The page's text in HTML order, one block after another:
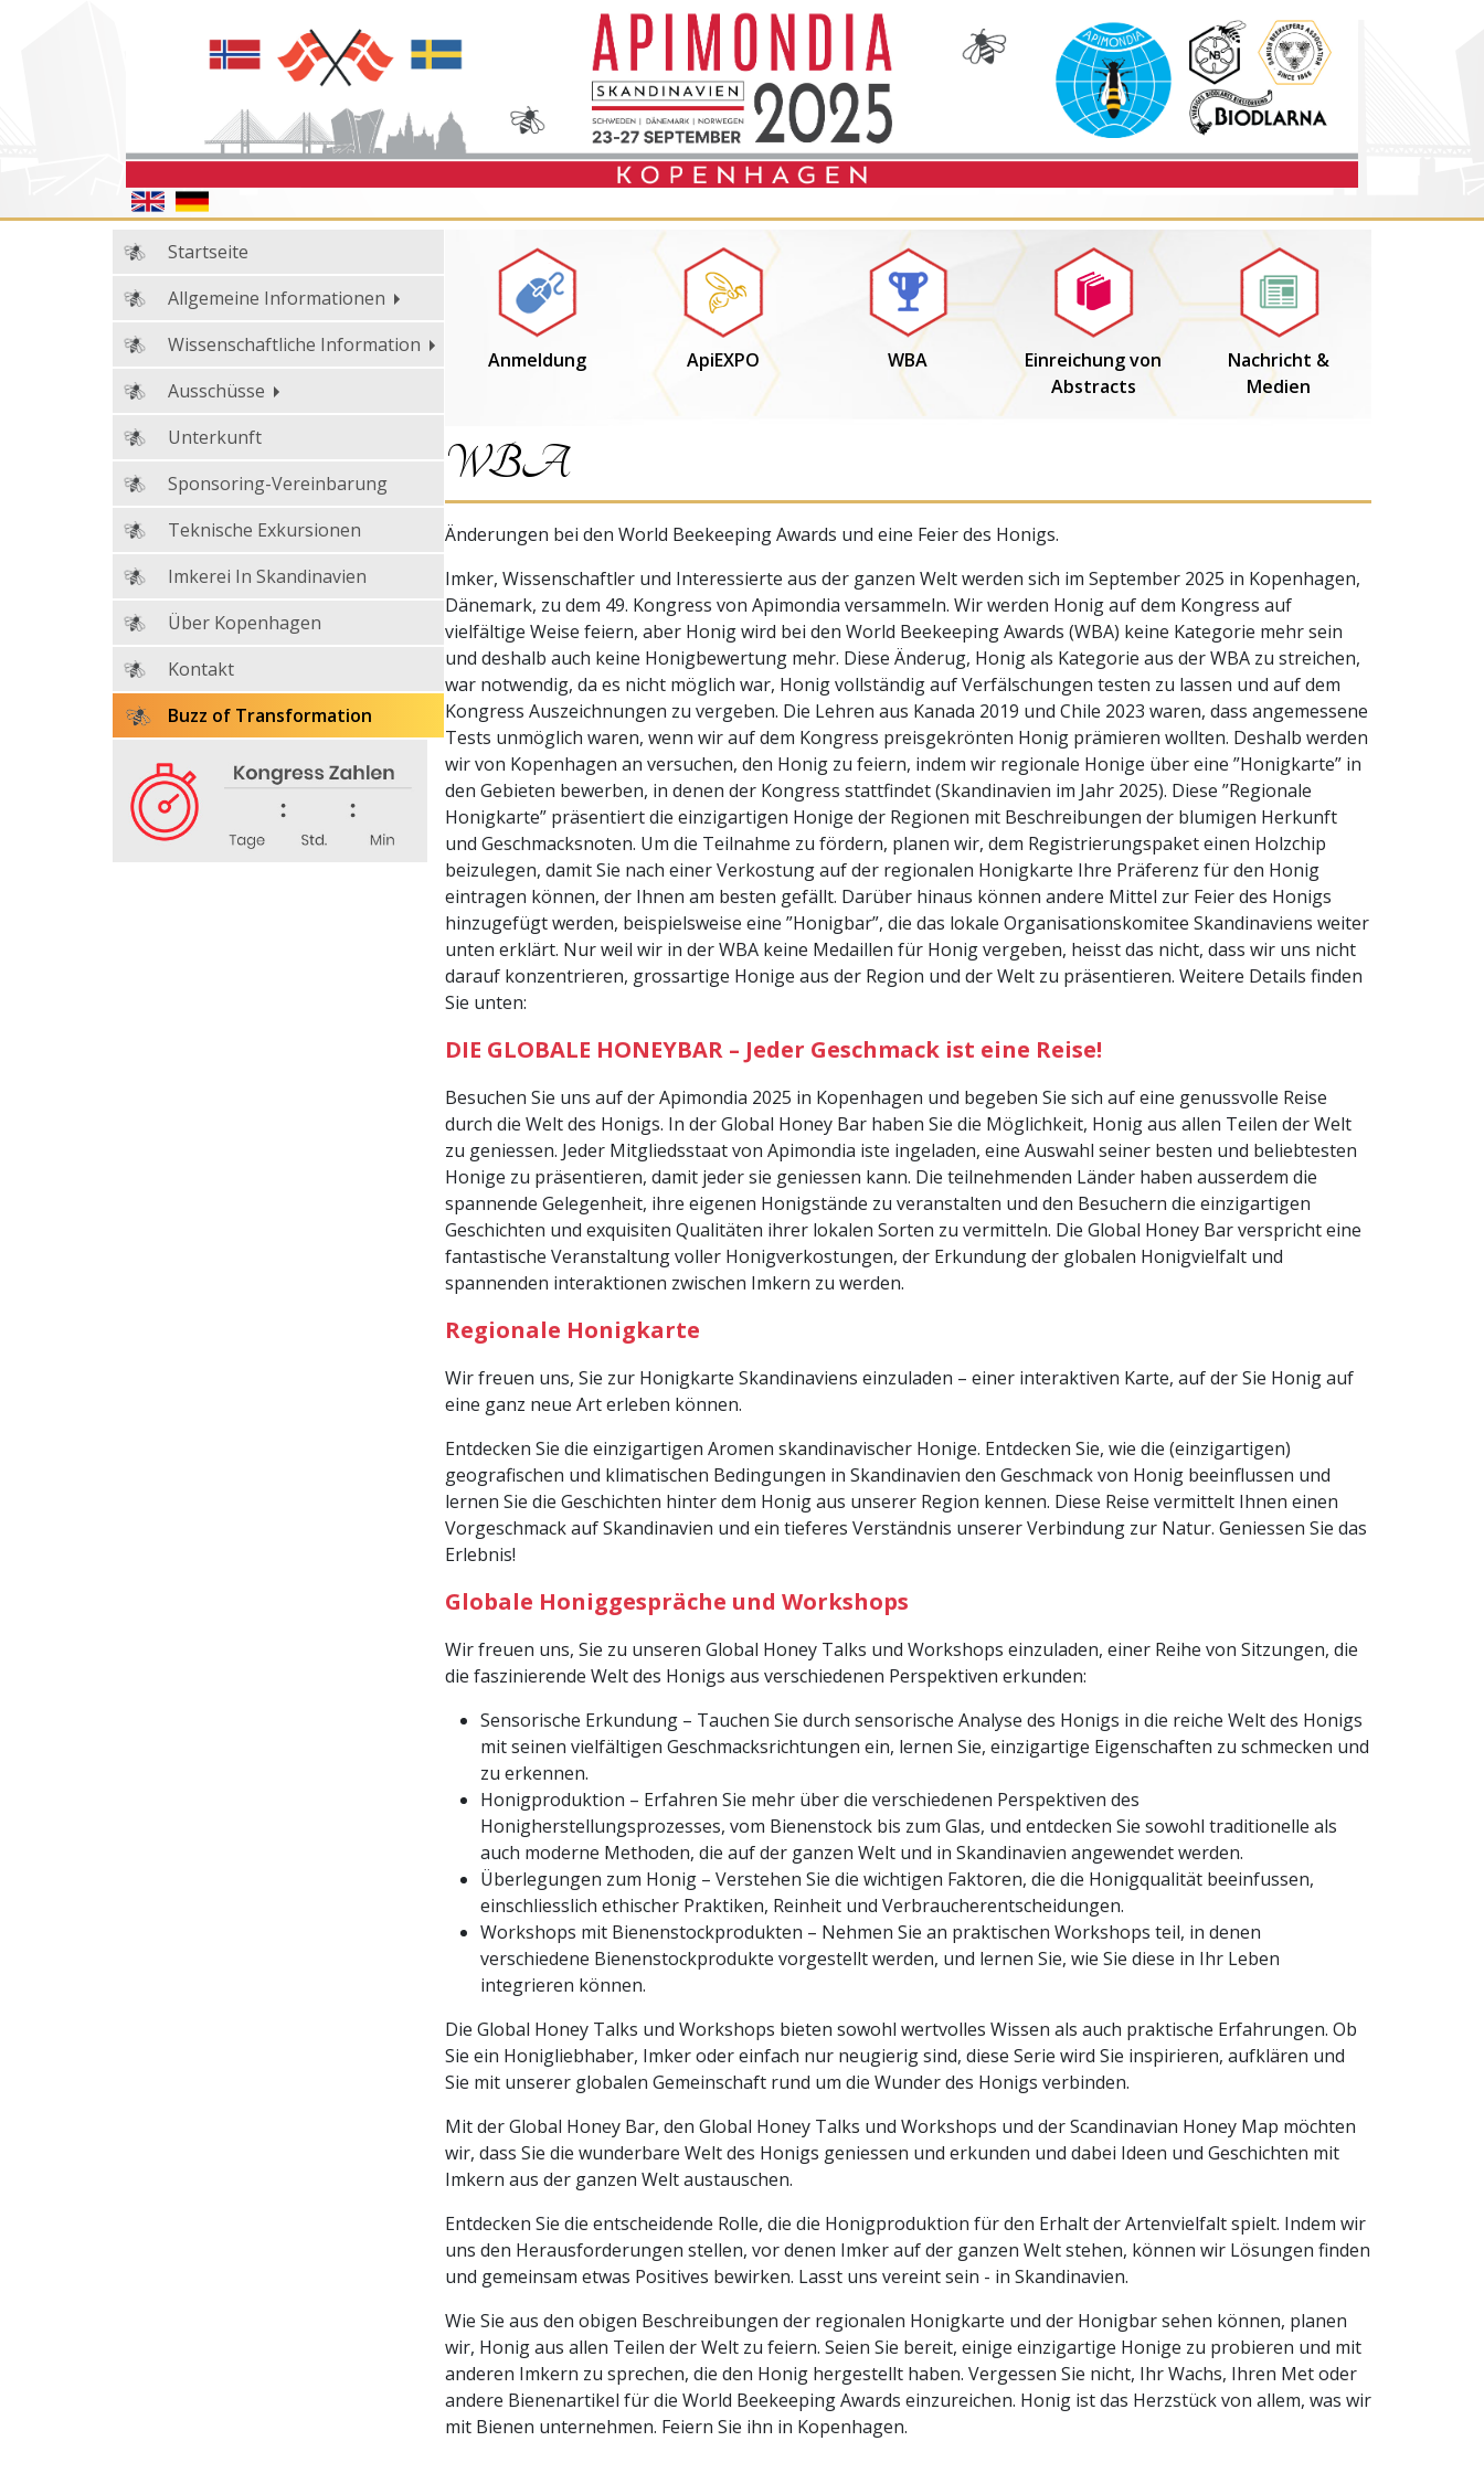
Startseite
Allgemeine Informationen
Wissenschaftliche Information
Ausschüsse
Unterkunft
Sponsoring-Vereinbarung
Teknische Exkursionen
Imkerei In Skandinavien
Über Kopenhagen
Kontakt
Buzz of Transformation
Anmeldung ApiEXPO WBA
Einreichung von
Abstracts
Nachricht &
Medien
WBA
Änderungen bei den World Beekeeping Awards und eine Feier des Honigs.
Imker, Wissenschaftler und Interessierte aus der ganzen Welt werden sich im September 2025 in Kopenhagen,
Dänemark, zu dem 49. Kongress von Apimondia versammeln. Wir werden Honig auf dem Kongress auf
vielfältige Weise feiern, aber Honig wird bei den World Beekeeping Awards (WBA) keine Kategorie mehr sein
und deshalb auch keine Honigbewertung mehr. Diese Änderug, Honig als Kategorie aus der WBA zu streichen,
war notwendig, da es nicht möglich war, Honig vollständig auf Verfälschungen testen zu lassen und auf dem
Kongress Auszeichnungen zu vergeben. Die Lehren aus Kanada 2019 und Chile 2023 waren, dass angemessene
Tests unmöglich waren, wenn wir auf dem Kongress preisgekrönten Honig prämieren wollten. Deshalb werden
wir von Kopenhagen an versuchen, den Honig zu feiern, indem wir regionale Honige über eine ”Honigkarte” in
den Gebieten bewerben, in denen der Kongress stattfindet (Skandinavien im Jahr 2025). Diese ”Regionale
Honigkarte” präsentiert die einzigartigen Honige der Regionen mit Beschreibungen der blumigen Herkunft
und Geschmacksnoten. Um die Teilnahme zu fördern, planen wir, dem Registrierungspaket einen Holzchip
beizulegen, damit Sie nach einer Verkostung auf der regionalen Honigkarte Ihre Präferenz für den Honig
eintragen können, der Ihnen am besten gefällt. Darüber hinaus können andere Mittel zur Feier des Honigs
hinzugefügt werden, beispielsweise eine ”Honigbar”, die das lokale Organisationskomitee Skandinaviens weiter
unten erklärt. Nur weil wir in der WBA keine Medaillen für Honig vergeben, heisst das nicht, dass wir uns nicht
darauf konzentrieren, grossartige Honige aus der Region und der Welt zu präsentieren. Weitere Details finden
Sie unten:
DIE GLOBALE HONEYBAR – Jeder Geschmack ist eine Reise!
Besuchen Sie uns auf der Apimondia 2025 in Kopenhagen und begeben Sie sich auf eine genussvolle Reise
durch die Welt des Honigs. In der Global Honey Bar haben Sie die Möglichkeit, Honig aus allen Teilen der Welt
zu geniessen. Jeder Mitgliedsstaat von Apimondia iste ingeladen, eine Auswahl seiner besten und beliebtesten
Honige zu präsentieren, damit jeder sie geniessen kann. Die teilnehmenden Länder haben ausserdem die
spannende Gelegenheit, ihre eigenen Honigstände zu veranstalten und den Besuchern die einzigartigen
Geschichten und exquisiten Qualitäten ihrer lokalen Sorten zu vermitteln. Die Global Honey Bar verspricht eine
fantastische Veranstaltung voller Honigverkostungen, der Erkundung der globalen Honigvielfalt und
spannenden interaktionen zwischen Imkern zu werden.
Regionale Honigkarte
Wir freuen uns, Sie zur Honigkarte Skandinaviens einzuladen – einer interaktiven Karte, auf der Sie Honig auf
eine ganz neue Art erleben können.
Entdecken Sie die einzigartigen Aromen skandinavischer Honige. Entdecken Sie, wie die (einzigartigen)
geografischen und klimatischen Bedingungen in Skandinavien den Geschmack von Honig beeinflussen und
lernen Sie die Geschichten hinter dem Honig aus unserer Region kennen. Diese Reise vermittelt Ihnen einen
Vorgeschmack auf Skandinavien und ein tieferes Verständnis unserer Verbindung zur Natur. Geniessen Sie das
Erlebnis!
Globale Honiggespräche und Workshops
Wir freuen uns, Sie zu unseren Global Honey Talks und Workshops einzuladen, einer Reihe von Sitzungen, die
die faszinierende Welt des Honigs aus verschiedenen Perspektiven erkunden:
Sensorische Erkundung – Tauchen Sie durch sensorische Analyse des Honigs in die reiche Welt des Honigs
mit seinen vielfältigen Geschmacksrichtungen ein, lernen Sie, einzigartige Eigenschaften zu schmecken und
zu erkennen.
Honigproduktion – Erfahren Sie mehr über die verschiedenen Perspektiven des
Honigherstellungsprozesses, vom Bienenstock bis zum Glas, und entdecken Sie sowohl traditionelle als
auch moderne Methoden, die auf der ganzen Welt und in Skandinavien angewendet werden.
Überlegungen zum Honig – Verstehen Sie die wichtigen Faktoren, die die Honigqualität beeinfussen,
einschliesslich ethischer Praktiken, Reinheit und Verbraucherentscheidungen.
Workshops mit Bienenstockprodukten – Nehmen Sie an praktischen Workshops teil, in denen
verschiedene Bienenstockprodukte vorgestellt werden, und lernen Sie, wie Sie diese in Ihr Leben
integrieren können.
Die Global Honey Talks und Workshops bieten sowohl wertvolles Wissen als auch praktische Erfahrungen. Ob
Sie ein Honigliebhaber, Imker oder einfach nur neugierig sind, diese Serie wird Sie inspirieren, aufklären und
Sie mit unserer globalen Gemeinschaft rund um die Wunder des Honigs verbinden.
Mit der Global Honey Bar, den Global Honey Talks und Workshops und der Scandinavian Honey Map möchten
wir, dass Sie die wunderbare Welt des Honigs geniessen und erkunden und dabei Ideen und Geschichten mit
Imkern aus der ganzen Welt austauschen.
Entdecken Sie die entscheidende Rolle, die die Honigproduktion für den Erhalt der Artenvielfalt spielt. Indem wir
uns den Herausforderungen stellen, vor denen Imker auf der ganzen Welt stehen, können wir Lösungen finden
und gemeinsam etwas Positives bewirken. Lasst uns vereint sein - in Skandinavien.
Wie Sie aus den obigen Beschreibungen der regionalen Honigkarte und der Honigbar sehen können, planen
wir, Honig aus allen Teilen der Welt zu feiern. Seien Sie bereit, einige einzigartige Honige zu probieren und mit
anderen Imkern zu sprechen, die den Honig hergestellt haben. Vergessen Sie nicht, Ihr Wachs, Ihren Met oder
andere Bienenartikel für die World Beekeeping Awards einzureichen. Honig ist das Herzstück von allem, was wir
mit Bienen unternehmen. Feiern Sie ihn in Kopenhagen.